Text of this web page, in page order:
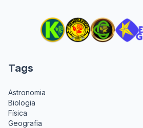
Tags
Astronomia
Biologia
Física
Geografia